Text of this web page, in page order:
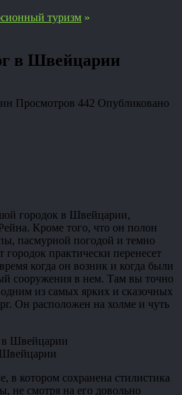
туризм »
в Швейцарии
Просмотров 442 Опубликовано
городок в Швейцарии,
Кроме того, что он полон
пасмурной погодой и темно
городок практически перенесет
когда он возник и когда были
сооружения в нем. Там вы точно
из самых ярких и сказочных
Он расположен на холме и чуть
в котором сохранена стилистика
не смотря на его довольно